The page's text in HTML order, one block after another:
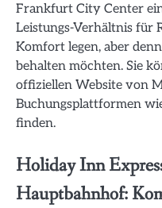
Frankfurt City Center
Leistungs-Verhältnis für
Komfort legen, aber
behalten möchten. Sie
offiziellen Website von
Buchungsplattformen
finden.
Holiday Inn
Hauptbahnhof: